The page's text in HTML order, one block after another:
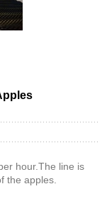
hour.The line is
the apples.